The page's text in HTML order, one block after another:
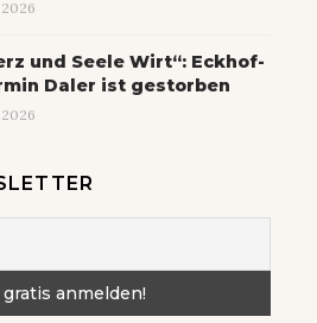
und Seele Wirt“: Eckhof-
Daler ist gestorben